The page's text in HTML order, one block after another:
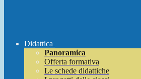
Didattica
Panoramica
Offerta formativa
Le schede didattiche